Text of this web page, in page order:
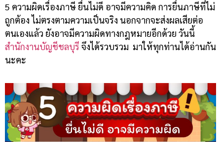
5 ความผิดเรื่องภาษี ยื่นไม่ดี อาจมีความคิด การยื่นภาษีที่ไม่
ถูกต้อง ไม่ตรงตามความเป็นจริง นอกจากจะส่งผลเสียต่อ
ตนเองแล้ว ยังอาจมีความผิดทางกฎหมายอีกด้วย วันนี้
สำนักงานบัญชีชลบุรี จึงได้รวบรวม มาให้ทุกท่านได้อ่านกัน
นะคะ